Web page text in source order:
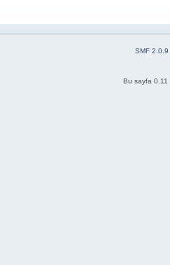
SMF 2.0.9
Bu sayfa